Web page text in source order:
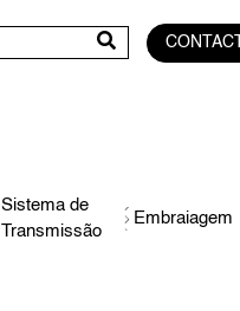
Sistema de
Transmissão
Embraiagem